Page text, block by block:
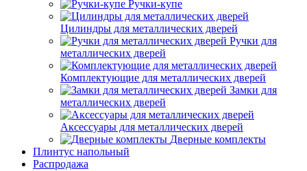
Ручки-купе
Цилиндры для металлических дверей
Ручки для
металлических дверей
Комплектующие для металлических дверей
Замки для
металлических дверей
Аксессуары для металлических дверей
Дверные комплекты
Плинтус напольный
Распродажа